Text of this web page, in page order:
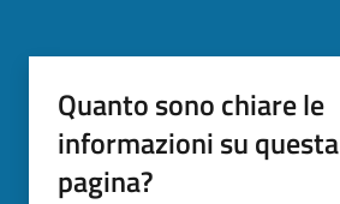
Quanto sono chiare le
informazioni su questa
pagina?